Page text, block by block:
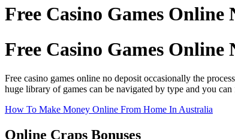
Free Casino Games Online
Free Casino Games Online
Free casino games online no deposit occasionally the
huge library of games can be navigated by type and you
How To Make Money Online From Home In Australia
Online Craps Bonuses